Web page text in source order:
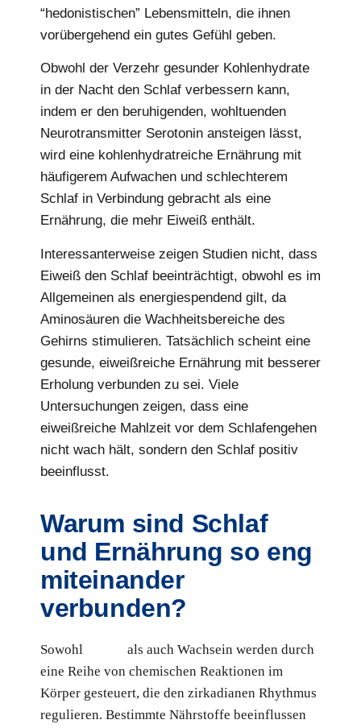
“hedonistischen” Lebensmitteln, die ihnen
vorübergehend ein gutes Gefühl geben.
Obwohl der Verzehr gesunder Kohlenhydrate
in der Nacht den Schlaf verbessern kann,
indem er den beruhigenden, wohltuenden
Neurotransmitter Serotonin ansteigen lässt,
wird eine kohlenhydratreiche Ernährung mit
häufigerem Aufwachen und schlechterem
Schlaf in Verbindung gebracht als eine
Ernährung, die mehr Eiweiß enthält.
Interessanterweise zeigen Studien nicht, dass
Eiweiß den Schlaf beeinträchtigt, obwohl es im
Allgemeinen als energiespendend gilt, da
Aminosäuren die Wachheitsbereiche des
Gehirns stimulieren. Tatsächlich scheint eine
gesunde, eiweißreiche Ernährung mit besserer
Erholung verbunden zu sei. Viele
Untersuchungen zeigen, dass eine
eiweißreiche Mahlzeit vor dem Schlafengehen
nicht wach hält, sondern den Schlaf positiv
beeinflusst.
Warum sind Schlaf
und Ernährung so eng
miteinander
verbunden?
Sowohl
als auch Wachsein werden durch
eine Reihe von chemischen Reaktionen im
Körper gesteuert, die den zirkadianen Rhythmus
regulieren. Bestimmte Nährstoffe beeinflussen